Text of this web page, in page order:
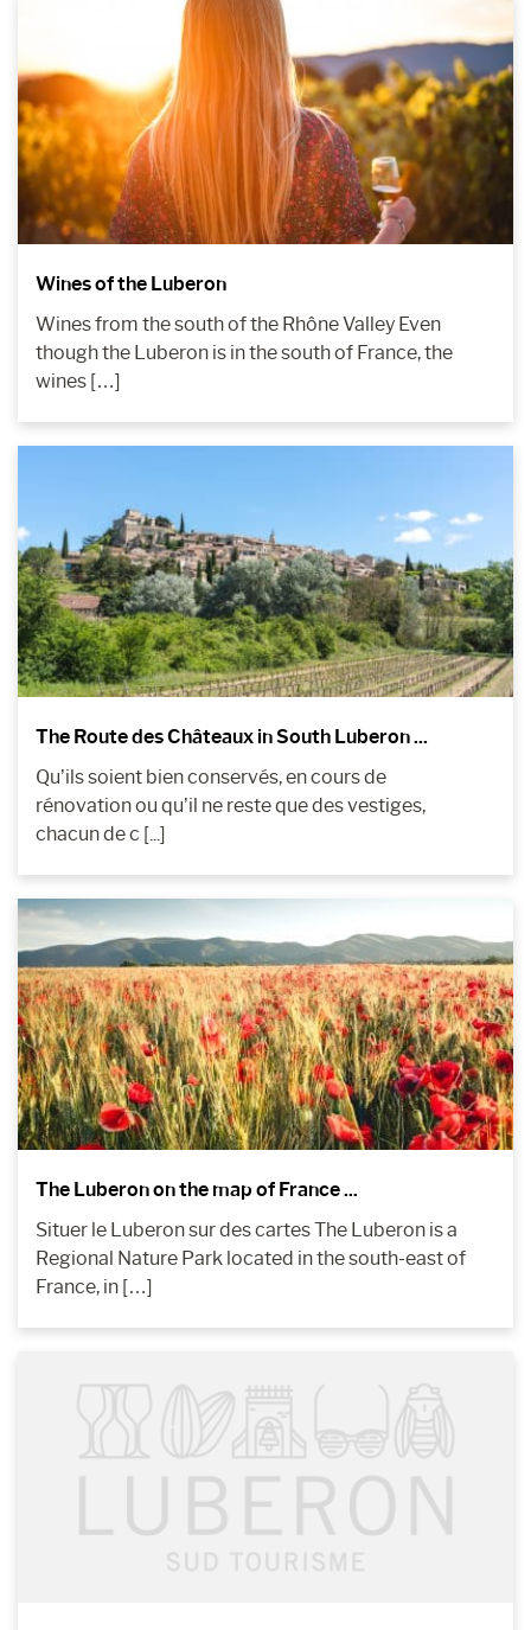
Wines of the Luberon
Wines from the south of the Rhône Valley Even
though the Luberon is in the south of France, the
wines […]
The Route des Châteaux in South Luberon ...
Qu’ils soient bien conservés, en cours de
rénovation ou qu’il ne reste que des vestiges,
chacun de c [...]
The Luberon on the map of France ...
Situer le Luberon sur des cartes The Luberon is a
Regional Nature Park located in the south-east of
France, in […]